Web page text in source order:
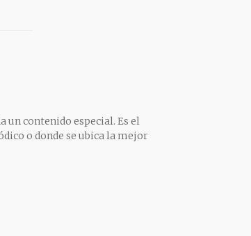
un contenido especial. Es el
o donde se ubica la mejor